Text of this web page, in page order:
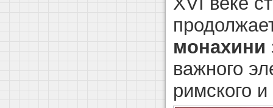
монахини
важного
римского